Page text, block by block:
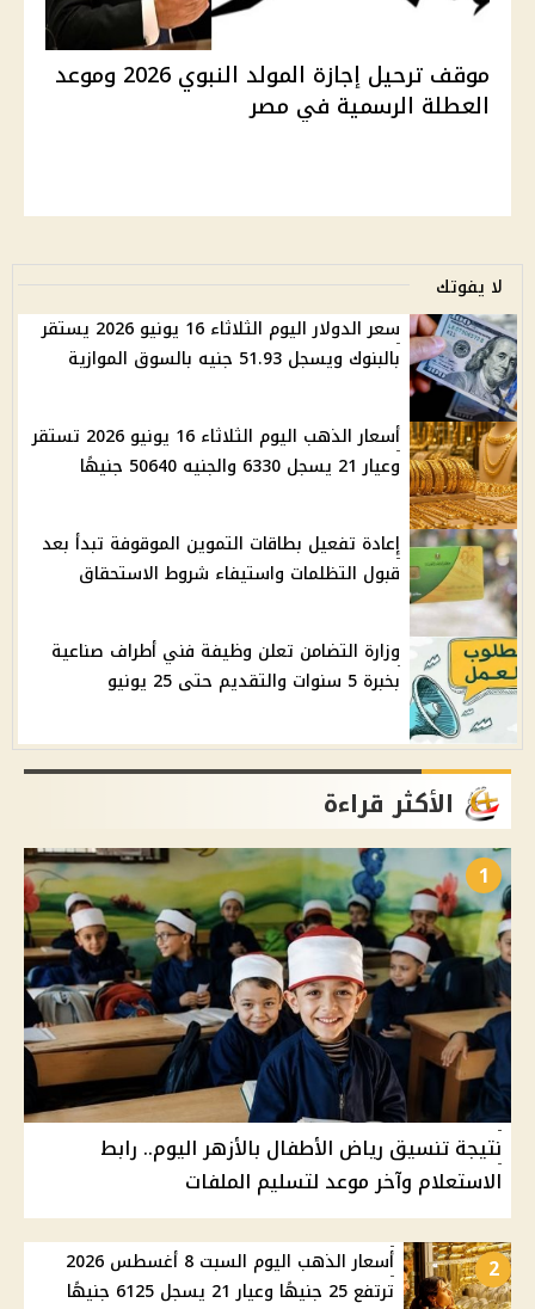
موقف ترحيل إجازة المولد النبوي 2026 وموعد
العطلة الرسمية في مصر
لا يفوتك
سعر الدولار اليوم الثلاثاء 16 يونيو 2026 يستقر
بالبنوك ويسجل 51.93 جنيه بالسوق الموازية
أسعار الذهب اليوم الثلاثاء 16 يونيو 2026 تستقر
وعيار 21 يسجل 6330 والجنيه 50640 جنيهًا
إعادة تفعيل بطاقات التموين الموقوفة تبدأ بعد
قبول التظلمات واستيفاء شروط الاستحقاق
وزارة التضامن تعلن وظيفة فني أطراف صناعية
بخبرة 5 سنوات والتقديم حتى 25 يونيو
الأكثر قراءة
1
نتيجة تنسيق رياض الأطفال بالأزهر اليوم.. رابط
الاستعلام وآخر موعد لتسليم الملفات
2
أسعار الذهب اليوم السبت 8 أغسطس 2026
ترتفع 25 جنيهًا وعيار 21 يسجل 6125 جنيهًا